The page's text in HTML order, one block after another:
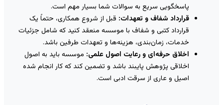
پاسخگویی سریع به سوالات شما بسیار مهم است.
قرارداد شفاف و تعهدات:قبل از شروع همکاری، حتماً یک
قرارداد کتبی و شفاف با موسسه منعقد کنید که شامل جزئیات
خدمات، زمان‌بندی، هزینه‌ها و تعهدات طرفین باشد.
اخلاق حرفه‌ای و رعایت اصول علمی:موسسه باید به اصول
اخلاقی پژوهش پایبند باشد و تضمین کند که کار انجام شده
اصیل و عاری از سرقت ادبی است.